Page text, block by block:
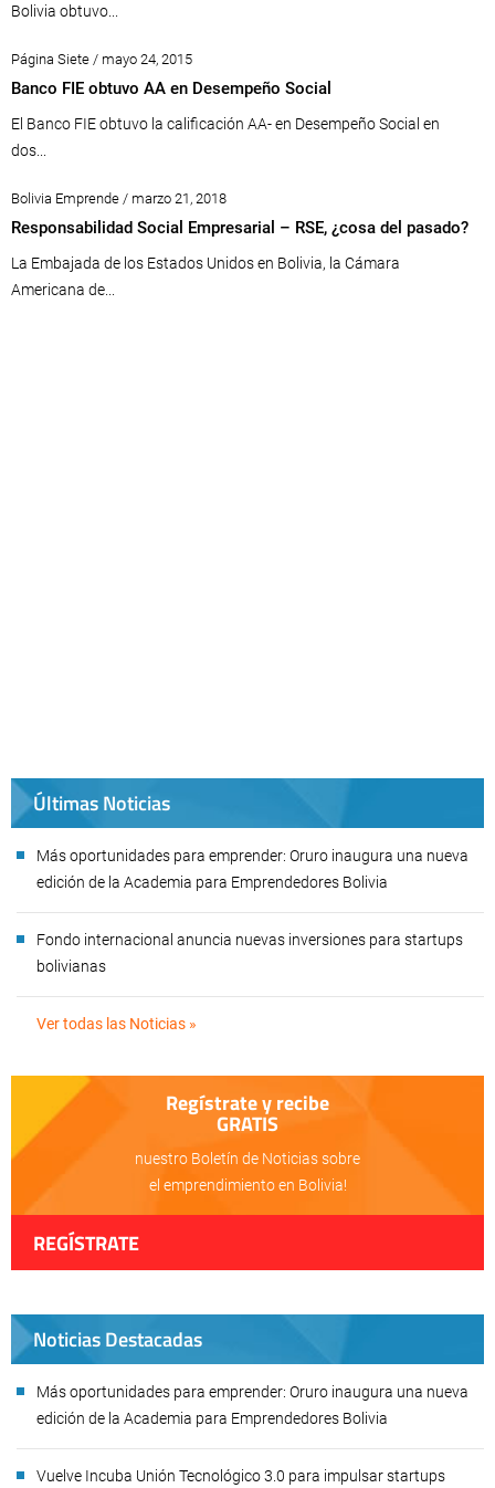
Bolivia obtuvo...
Página Siete / mayo 24, 2015
Banco FIE obtuvo AA en Desempeño Social
El Banco FIE obtuvo la calificación AA- en Desempeño Social en
dos...
Bolivia Emprende / marzo 21, 2018
Responsabilidad Social Empresarial – RSE, ¿cosa del pasado?
La Embajada de los Estados Unidos en Bolivia, la Cámara
Americana de...
Últimas Noticias
Más oportunidades para emprender: Oruro inaugura una nueva
edición de la Academia para Emprendedores Bolivia
Fondo internacional anuncia nuevas inversiones para startups
bolivianas
Ver todas las Noticias »
Regístrate y recibe
GRATIS
nuestro Boletín de Noticias sobre
el emprendimiento en Bolivia!
REGÍSTRATE
Noticias Destacadas
Más oportunidades para emprender: Oruro inaugura una nueva
edición de la Academia para Emprendedores Bolivia
Vuelve Incuba Unión Tecnológico 3.0 para impulsar startups